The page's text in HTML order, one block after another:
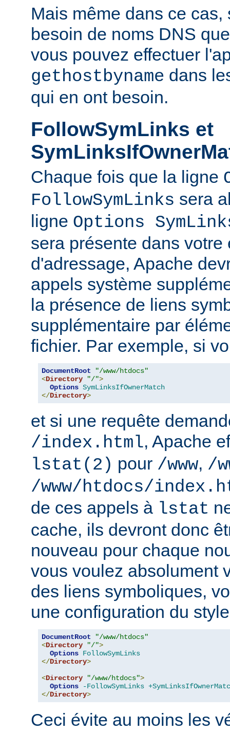
Mais même dans ce cas,
besoin de noms DNS
vous pouvez effectuer
gethostbyname dans
qui en ont besoin.
FollowSymLinks et
Chaque fois que la ligne
FollowSymLinks sera
ligne Options
sera présente dans votre
d'adressage, Apache
appels système
la présence de liens
supplémentaire par
fichier. Par exemple, si
DocumentRoot
"/www/htdocs"
<Directory "/">
Options SymLinksIfOwnerMatch
</Directory>
et si une requête
/index.html, Apache
lstat(2) pour /www, /
/www/htdocs/
de ces appels à lstat
cache, ils devront donc
nouveau pour chaque
vous voulez absolument
des liens symboliques,
une configuration du
DocumentRoot
"/www/htdocs"
<Directory "/">
Options FollowSymLinks
</Directory>
<Directory "/www/htdocs">
Options
-FollowSymLinks
</Directory>
Ceci évite au moins les